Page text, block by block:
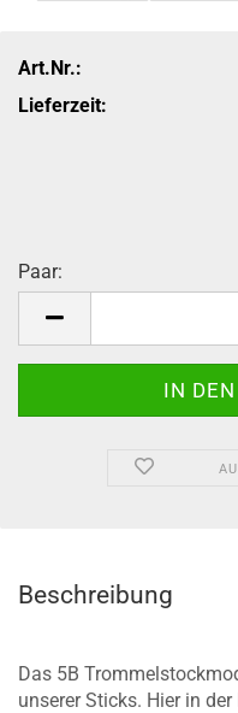
Art.Nr.:
Lieferzeit:
Paar:
Beschreibung
Das 5B
unserer Sticks. Hier in